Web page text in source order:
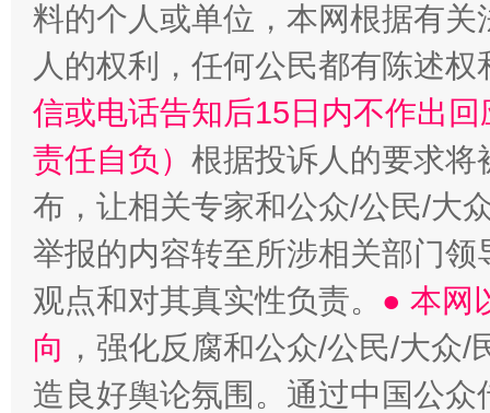
招工难、用工荒背后
料的个人或单位，本网根据有
人的权利，任何公民都有陈述
信或电话告知后15日内不作出
责任自负） 根据投诉人的要求将
布，让相关专家和公众/公民/大
举报的内容转至所涉相关部门
观点和对其真实性负责。 ● 本网
向 ，强化反腐和公众/公民/大众
造良好舆论氛围。通过中国公